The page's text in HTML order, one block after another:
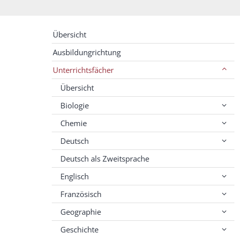
Übersicht
Ausbildungrichtung
Unterrichtsfächer
Übersicht
Biologie
Chemie
Deutsch
Deutsch als Zweitsprache
Englisch
Französisch
Geographie
Geschichte